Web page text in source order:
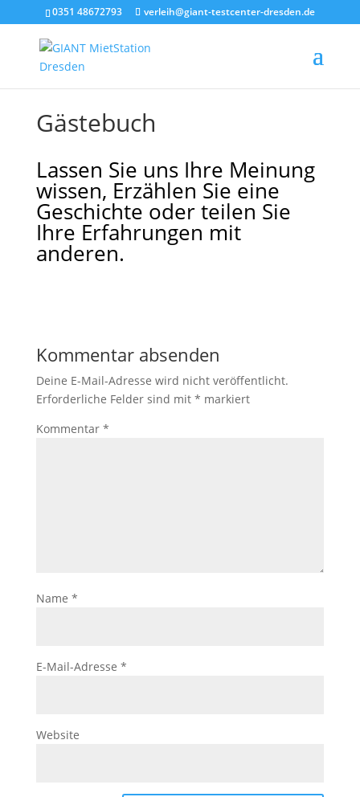
0351 48672793 verleih@giant-testcenter-dresden.de
Gästebuch
Lassen Sie uns Ihre Meinung
wissen, Erzählen Sie eine
Geschichte oder teilen Sie
Ihre Erfahrungen mit
anderen.
Kommentar absenden
Deine E-Mail-Adresse wird nicht veröffentlicht.
Erforderliche Felder sind mit * markiert
Kommentar *
Name *
E-Mail-Adresse *
Website